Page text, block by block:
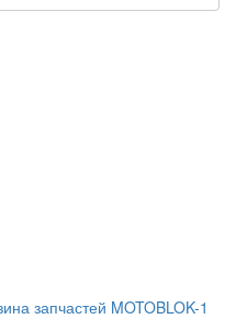
запчастей MOTOBLOK-1